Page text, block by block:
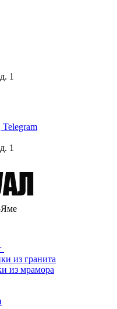
1
1
Яме
из гранита
из мрамора